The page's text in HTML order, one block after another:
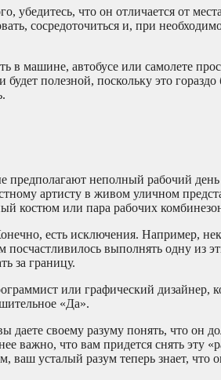
убедитесь, что он отличается от
сосредоточиться и, при
в машине, автобусе или самолете
полезной, поскольку это гораздо
предполагают неполный рабочий
артисту в живом уличном
костюм или пара рабочих
есть исключения. Например,
выполнять одну из
за границу.
или графический дизайнер,
«Да».
своему разуму понять, что он
важно, что вам придется снять эту
ваш усталый разум теперь знает, что